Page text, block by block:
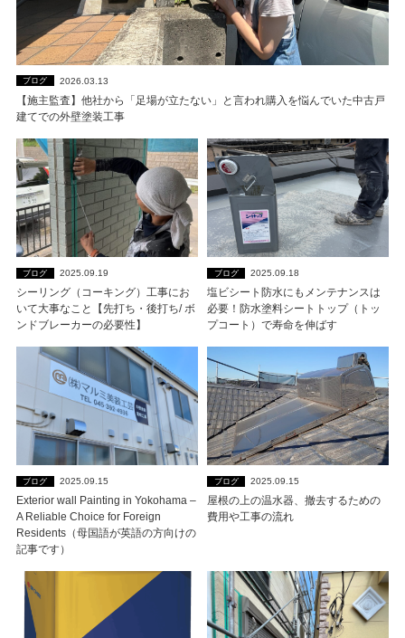
ブログ 2026.03.13
【施主監査】他社から「足場が立たない」と言われ購入を悩んでいた中古戸
建てでの外壁塗装工事
ブログ 2025.09.19
シーリング（コーキング）工事にお
いて大事なこと【先打ち・後打ち/ ボ
ンドブレーカーの必要性】
ブログ 2025.09.18
塩ビシート防水にもメンテナンスは
必要！防水塗料シートトップ（トッ
プコート）で寿命を伸ばす
ブログ 2025.09.15
Exterior wall Painting in Yokohama –
A Reliable Choice for Foreign
Residents（母国語が英語の方向けの
記事です）
ブログ 2025.09.15
屋根の上の温水器、撤去するための
費用や工事の流れ